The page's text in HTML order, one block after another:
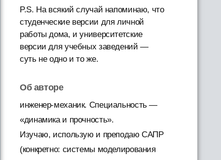
P.S. На всякий случай напоминаю, что
студенческие версии для личной
работы дома, и университетские
версии для учебных заведений —
суть не одно и то же.
Об авторе
инженер-механик. Специальность —
«динамика и прочность».
Изучаю, использую и преподаю САПР
(конкретно: системы моделирования